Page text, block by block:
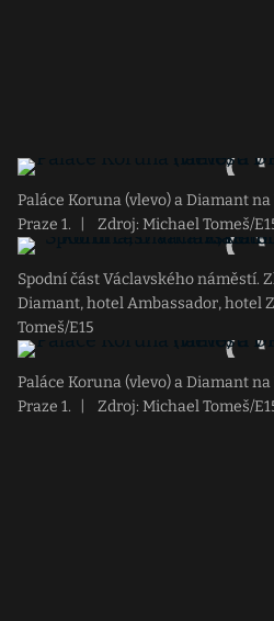
Paláce Koruna (vlevo) a Diamant
Praze 1.
Zdroj: Michael Tomeš/
Spodní část Václavského náměstí.
Diamant, hotel Ambassador, hotel
Tomeš/E15
Paláce Koruna (vlevo) a Diamant
Praze 1.
Zdroj: Michael Tomeš/